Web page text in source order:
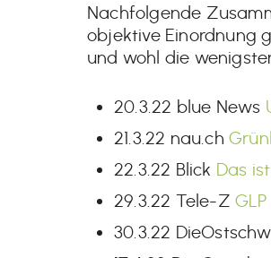
Nachfolgende
objektive Einordnung
und wohl die
20.3.22 blue News
21.3.22 nau.ch
22.3.22 Blick Das
29.3.22 Tele-Z
30.3.22